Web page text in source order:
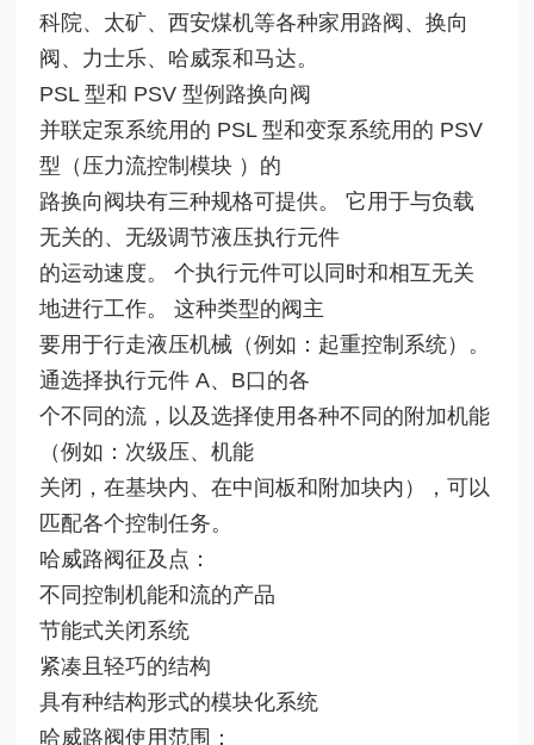
科院、太矿、西安煤机等各种家用路阀、换向
阀、力士乐、哈威泵和马达。
PSL 型和 PSV 型例路换向阀
并联定泵系统用的 PSL 型和变泵系统用的 PSV
型（压力流控制模块 ）的
路换向阀块有三种规格可提供。 它用于与负载
无关的、无级调节液压执行元件
的运动速度。 个执行元件可以同时和相互无关
地进行工作。 这种类型的阀主
要用于行走液压机械（例如：起重控制系统）。
通选择执行元件 A、B口的各
个不同的流，以及选择使用各种不同的附加机能
（例如：次级压、机能
关闭，在基块内、在中间板和附加块内），可以
匹配各个控制任务。
哈威路阀征及点：
不同控制机能和流的产品
节能式关闭系统
紧凑且轻巧的结构
具有种结构形式的模块化系统
哈威路阀使用范围：